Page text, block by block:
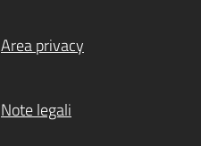
Area privacy
Note legali